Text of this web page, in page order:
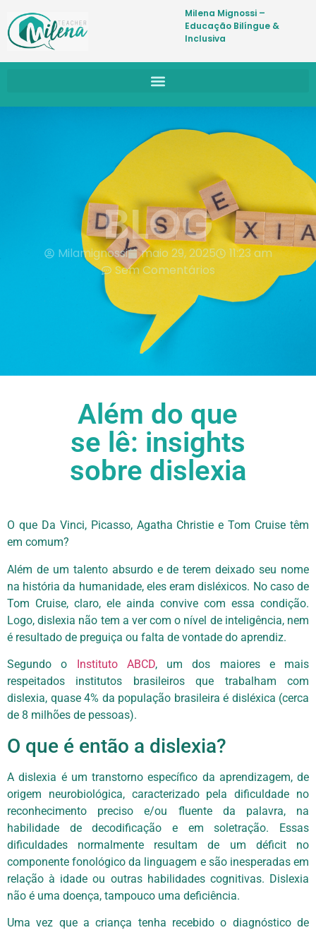
Milena Mignossi –
Educação Bilíngue &
Inclusiva
BLOG
Milamignossi maio 29, 2025
11:23 am
Sem Comentários
Além do que
se lê: insights
sobre dislexia
O que Da Vinci, Picasso, Agatha Christie e Tom Cruise têm
em comum?
Além de um talento absurdo e de terem deixado seu nome
na história da humanidade, eles eram disléxicos. No caso de
Tom Cruise, claro, ele ainda convive com essa condição.
Logo, dislexia não tem a ver com o nível de inteligência, nem
é resultado de preguiça ou falta de vontade do aprendiz.
Segundo o Instituto ABCD, um dos maiores e mais
respeitados institutos brasileiros que trabalham com
dislexia, quase 4% da população brasileira é disléxica (cerca
de 8 milhões de pessoas).
O que é então a dislexia?
A dislexia é um transtorno específico da aprendizagem, de
origem neurobiológica, caracterizado pela dificuldade no
reconhecimento preciso e/ou fluente da palavra, na
habilidade de decodificação e em soletração. Essas
dificuldades normalmente resultam de um déficit no
componente fonológico da linguagem e são inesperadas em
relação à idade ou outras habilidades cognitivas. Dislexia
não é uma doença, tampouco uma deficiência.
Uma vez que a criança tenha recebido o diagnóstico de